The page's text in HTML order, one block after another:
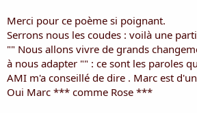
Merci pour ce poème si poignant.
Serrons nous les coudes : voilà une
"" Nous allons vivre de grands
à nous adapter "" : ce sont les paroles
AMI m'a conseillé de dire . Marc est
Oui Marc *** comme Rose ***